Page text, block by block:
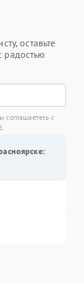
оставьте
радостью
соглашаетесь с